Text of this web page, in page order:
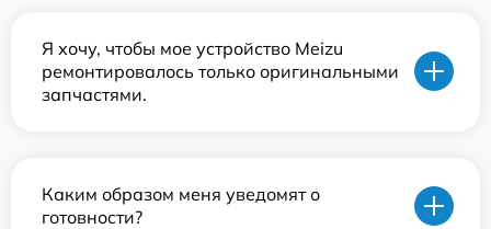
Я хочу, чтобы мое устройство Meizu
ремонтировалось только оригинальными
запчастями.
Каким образом меня уведомят о
готовности?